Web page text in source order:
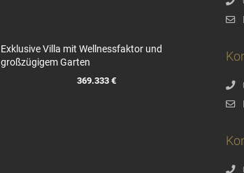
Exklusive Villa mit Wellnessfaktor und
großzügigem Garten
369.333 €